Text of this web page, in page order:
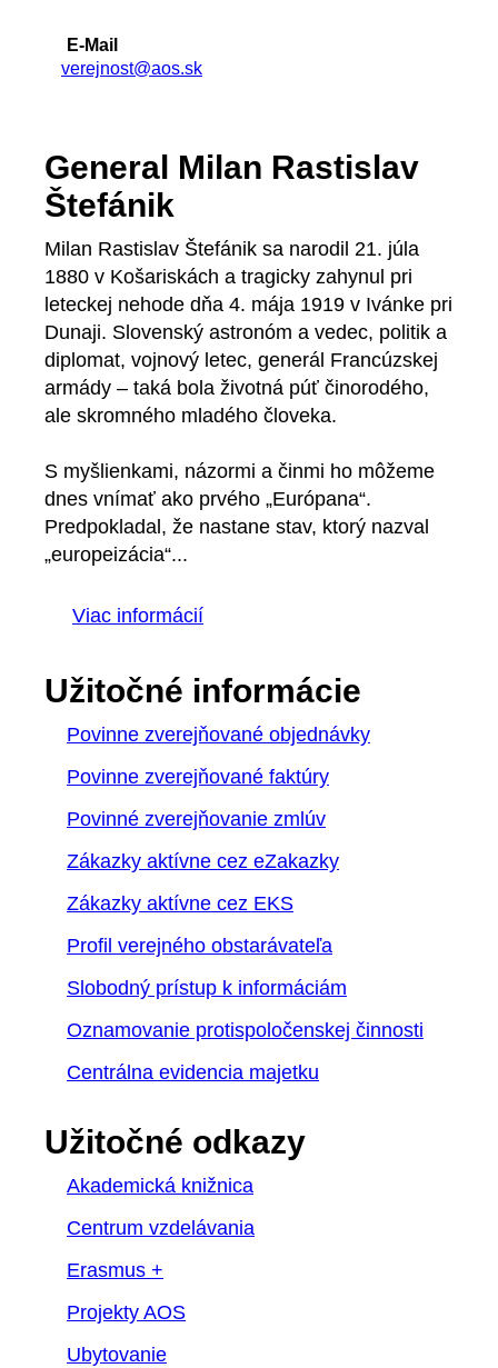
E-Mail
verejnost@aos.sk
General Milan Rastislav
Štefánik
Milan Rastislav Štefánik sa narodil 21. júla
1880 v Košariskách a tragicky zahynul pri
leteckej nehode dňa 4. mája 1919 v Ivánke pri
Dunaji. Slovenský astronóm a vedec, politik a
diplomat, vojnový letec, generál Francúzskej
armády – taká bola životná púť činorodého,
ale skromného mladého človeka.
S myšlienkami, názormi a činmi ho môžeme
dnes vnímať ako prvého „Európana“.
Predpokladal, že nastane stav, ktorý nazval
„europeizácia“...
Viac informácií
Užitočné informácie
Povinne zverejňované objednávky
Povinne zverejňované faktúry
Povinné zverejňovanie zmlúv
Zákazky aktívne cez eZakazky
Zákazky aktívne cez EKS
Profil verejného obstarávateľa
Slobodný prístup k informáciám
Oznamovanie protispoločenskej činnosti
Centrálna evidencia majetku
Užitočné odkazy
Akademická knižnica
Centrum vzdelávania
Erasmus +
Projekty AOS
Ubytovanie